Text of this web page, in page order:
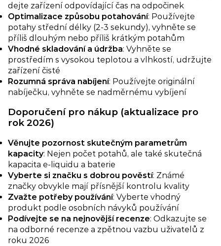
dejte zařízení odpovídající čas na odpočinek
Optimalizace způsobu potahování​: Používejte
potahy střední délky (2-3 sekundy), vyhněte se
příliš dlouhým nebo příliš krátkým potahům
Vhodné skladování a údržba: Vyhněte se
prostředím s vysokou teplotou a vlhkostí, udržujte
zařízení čisté
Rozumná správa nabíjení​: Používejte originální
nabíječku, vyhněte se nadměrnému vybíjení
Doporučení pro nákup (aktualizace pro
rok 2026)​
Věnujte pozornost skutečným parametrům
kapacity: Nejen počet potahů, ale také skutečná
kapacita e-liquidu a baterie
Vyberte si značku s dobrou pověstí​: Známé
značky obvykle mají přísnější kontrolu kvality
Zvažte potřeby používání​: Vyberte vhodný
produkt podle osobních návyků používání
Podívejte se na nejnovější recenze: Odkazujte se
na odborné recenze a zpětnou vazbu uživatelů z
roku 2026